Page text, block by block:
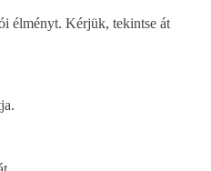
élményt. Kérjük, tekintse át